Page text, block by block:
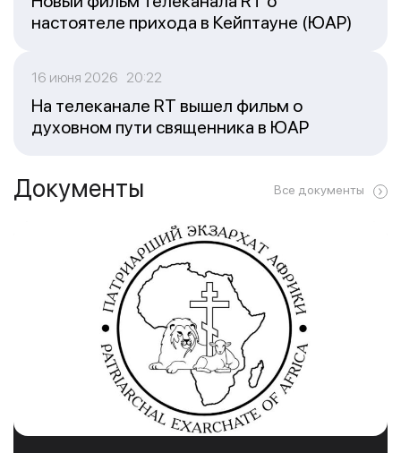
настоятеле прихода в Кейптауне (ЮАР)
16 июня 2026 20:22
На телеканале RT вышел фильм о
духовном пути священника в ЮАР
Документы Все документы